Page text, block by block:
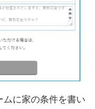
に家の条件を書い